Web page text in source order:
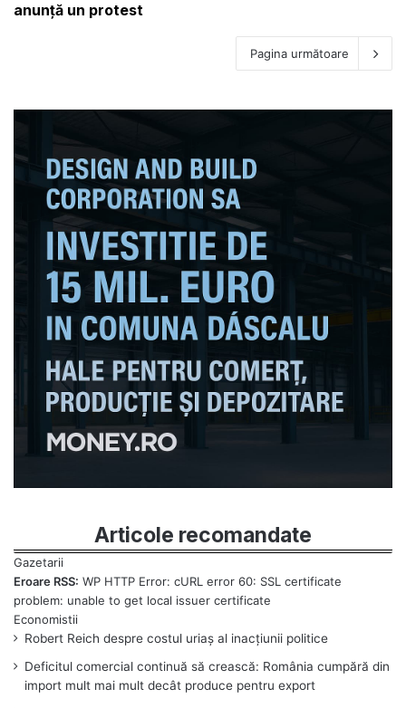
anunță un protest
Pagina următoare
Articole recomandate
Eroare RSS: WP HTTP Error: cURL error 60: SSL certificate
problem: unable to get local issuer certificate
Robert Reich despre costul uriaș al inacțiunii politice
Deficitul comercial continuă să crească: România cumpără din
import mult mai mult decât produce pentru export